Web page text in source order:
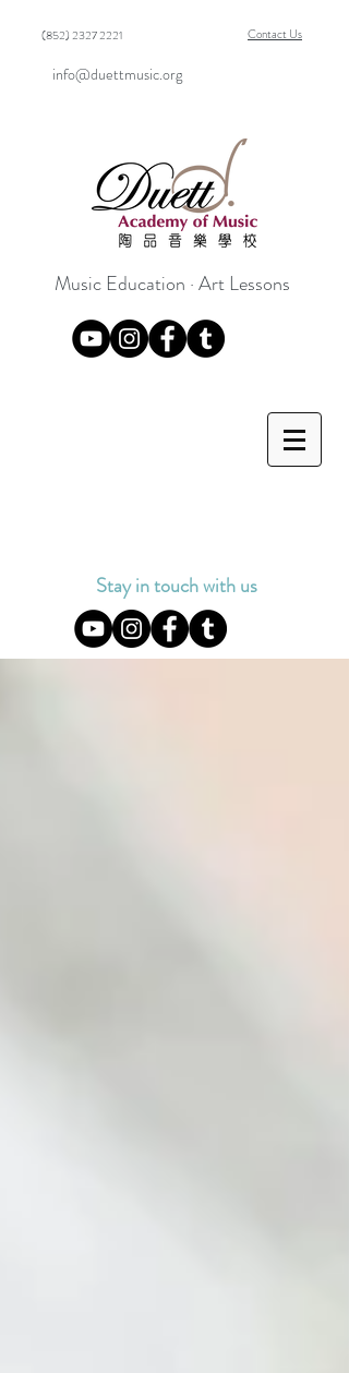
Contact Us
(852) 2327 2221
info@duettmusic.org
Music Education · Art Lessons
Stay in touch with us